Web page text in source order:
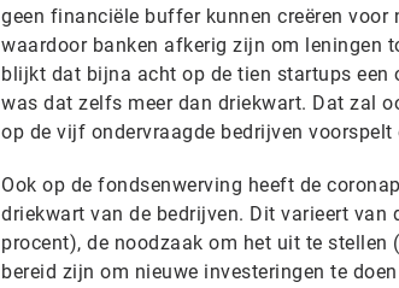
geen financiële buffer kunnen creëren
waardoor banken afkerig zijn om leningen
blijkt dat bijna acht op de tien startups
was dat zelfs meer dan driekwart. Dat zal
op de vijf ondervraagde bedrijven
Ook op de fondsenwerving heeft de
driekwart van de bedrijven. Dit varieert
procent), de noodzaak om het uit te
bereid zijn om nieuwe investeringen te